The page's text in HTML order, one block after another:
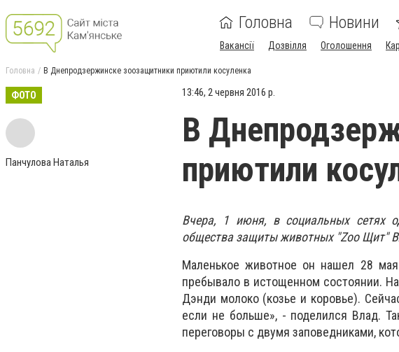
Головна Новини
Вакансії Дозвілля Оголошення
Головна В Днепродзержинске зоозащитники приютили косуленка
ФОТО
Панчулова Наталья
13:46, 2 червня 2016 р.
В
приютили
Вчера, 1 июня, в социальных сетях
общества защиты животных "Zoo Щит"
Маленькое животное он нашел 28
пребывало в истощенном состоянии.
Дэнди молоко (козье и коровье).
если не больше», - поделился Влад.
переговоры с двумя заповедниками,